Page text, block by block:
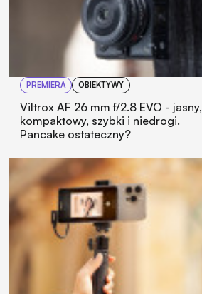
PREMIERA OBIEKTYWY
Viltrox AF 26 mm f/2.8 EVO - jasny,
kompaktowy, szybki i niedrogi.
Pancake ostateczny?